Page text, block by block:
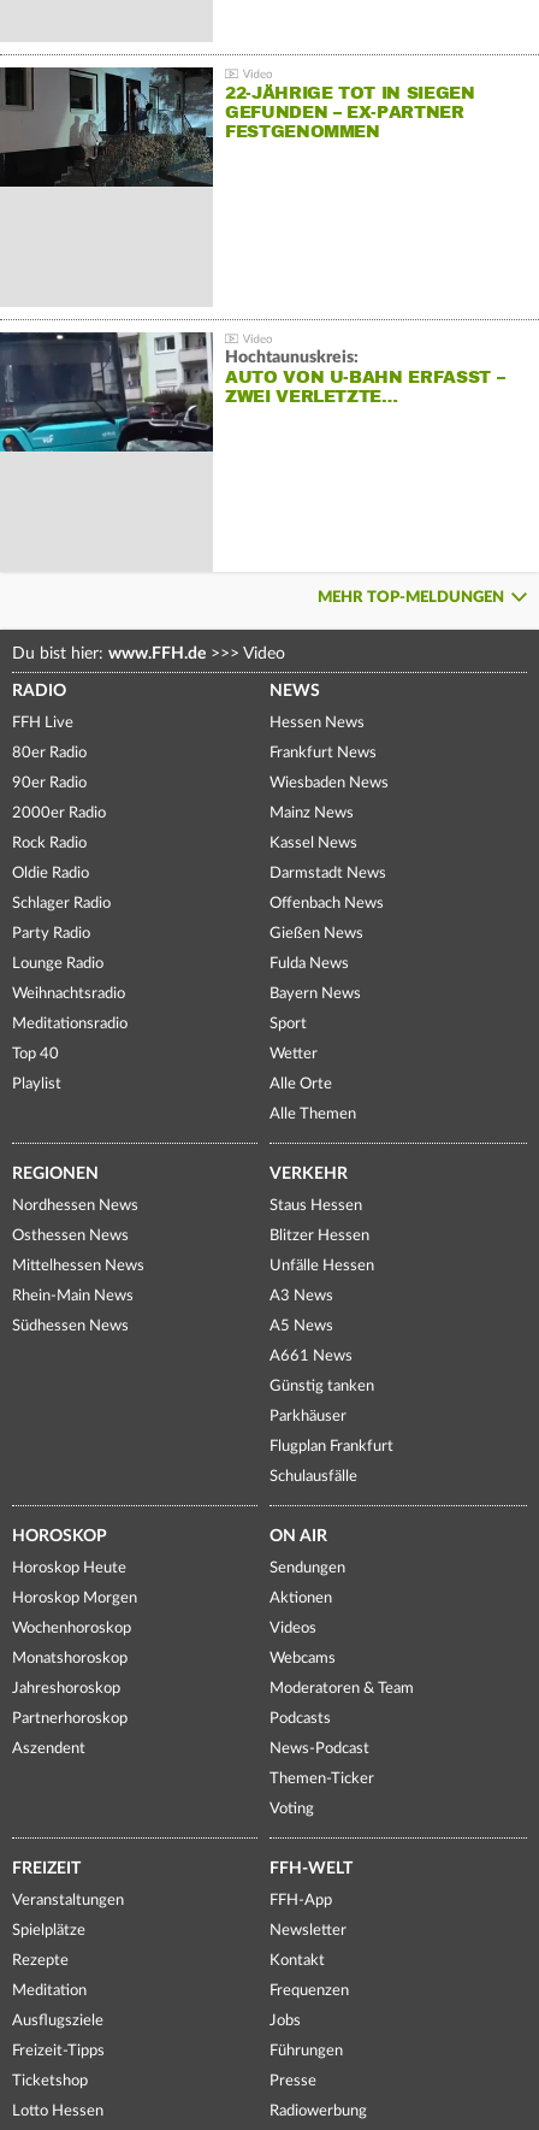
22-JÄHRIGE TOT IN SIEGEN
GEFUNDEN – EX-PARTNER
FESTGENOMMEN
Hochtaunuskreis:
AUTO VON U-BAHN ERFASST –
ZWEI VERLETZTE…
MEHR TOP-MELDUNGEN
Du bist hier: www.FFH.de >>> Video
RADIO
FFH Live
80er Radio
90er Radio
2000er Radio
Rock Radio
Oldie Radio
Schlager Radio
Party Radio
Lounge Radio
Weihnachtsradio
Meditationsradio
Top 40
Playlist
NEWS
Hessen News
Frankfurt News
Wiesbaden News
Mainz News
Kassel News
Darmstadt News
Offenbach News
Gießen News
Fulda News
Bayern News
Sport
Wetter
Alle Orte
Alle Themen
REGIONEN
Nordhessen News
Osthessen News
Mittelhessen News
Rhein-Main News
Südhessen News
VERKEHR
Staus Hessen
Blitzer Hessen
Unfälle Hessen
A3 News
A5 News
A661 News
Günstig tanken
Parkhäuser
Flugplan Frankfurt
Schulausfälle
HOROSKOP
Horoskop Heute
Horoskop Morgen
Wochenhoroskop
Monatshoroskop
Jahreshoroskop
Partnerhoroskop
Aszendent
ON AIR
Sendungen
Aktionen
Videos
Webcams
Moderatoren & Team
Podcasts
News-Podcast
Themen-Ticker
Voting
FREIZEIT
Veranstaltungen
Spielplätze
Rezepte
Meditation
Ausflugsziele
Freizeit-Tipps
Ticketshop
Lotto Hessen
FFH-WELT
FFH-App
Newsletter
Kontakt
Frequenzen
Jobs
Führungen
Presse
Radiowerbung